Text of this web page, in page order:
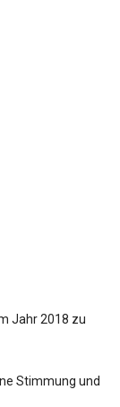
Jahr 2018 zu
Stimmung und